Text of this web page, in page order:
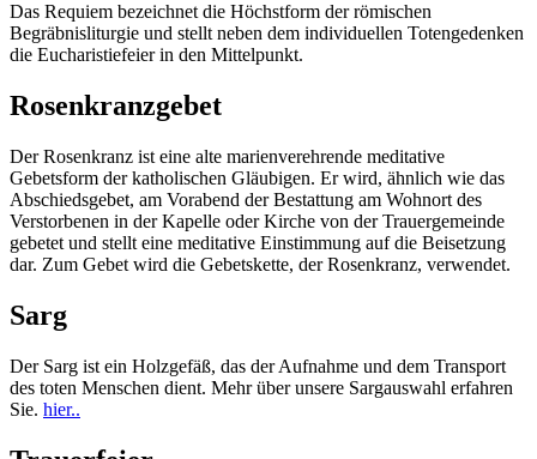
Das Requiem bezeichnet die Höchstform der römischen
Begräbnisliturgie und stellt neben dem individuellen Totengedenken
die Eucharistiefeier in den Mittelpunkt.
Rosenkranzgebet
Der Rosenkranz ist eine alte marienverehrende meditative
Gebetsform der katholischen Gläubigen. Er wird, ähnlich wie das
Abschiedsgebet, am Vorabend der Bestattung am Wohnort des
Verstorbenen in der Kapelle oder Kirche von der Trauergemeinde
gebetet und stellt eine meditative Einstimmung auf die Beisetzung
dar. Zum Gebet wird die Gebetskette, der Rosenkranz, verwendet.
Sarg
Der Sarg ist ein Holzgefäß, das der Aufnahme und dem Transport
des toten Menschen dient. Mehr über unsere Sargauswahl erfahren
Sie. hier..